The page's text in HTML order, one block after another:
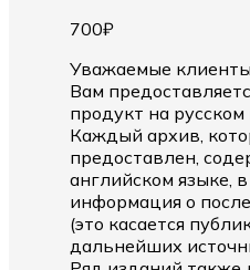
700₽
Уважаемые
Вам
продукт на русском
Каждый архив,
предоставлен,
английском языке,
информация о
(это касается
дальнейших